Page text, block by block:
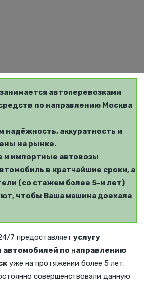
автоперевозками
по направлению Москва
надёжность, аккуратность и
на рынке.
и импортные автовозы
в кратчайшие сроки, а
(со стажем более 5-и лет)
чтобы Ваша машина доехала
7 предоставляет услугу
автомобилей по направлению
уже на протяжении более 5 лет.
совершенствовали данную